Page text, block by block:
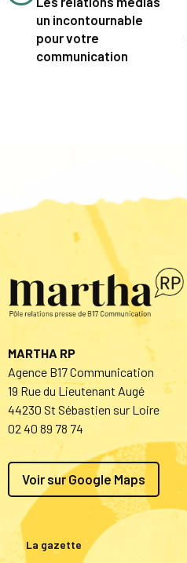
un incontournable
pour votre
communication
MARTHA RP
Agence B17 Communication
19 Rue du Lieutenant Augé
44230 St Sébastien sur Loire
02 40 89 78 74
Voir sur Google Maps
La gazette